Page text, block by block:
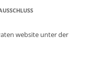
website unter der